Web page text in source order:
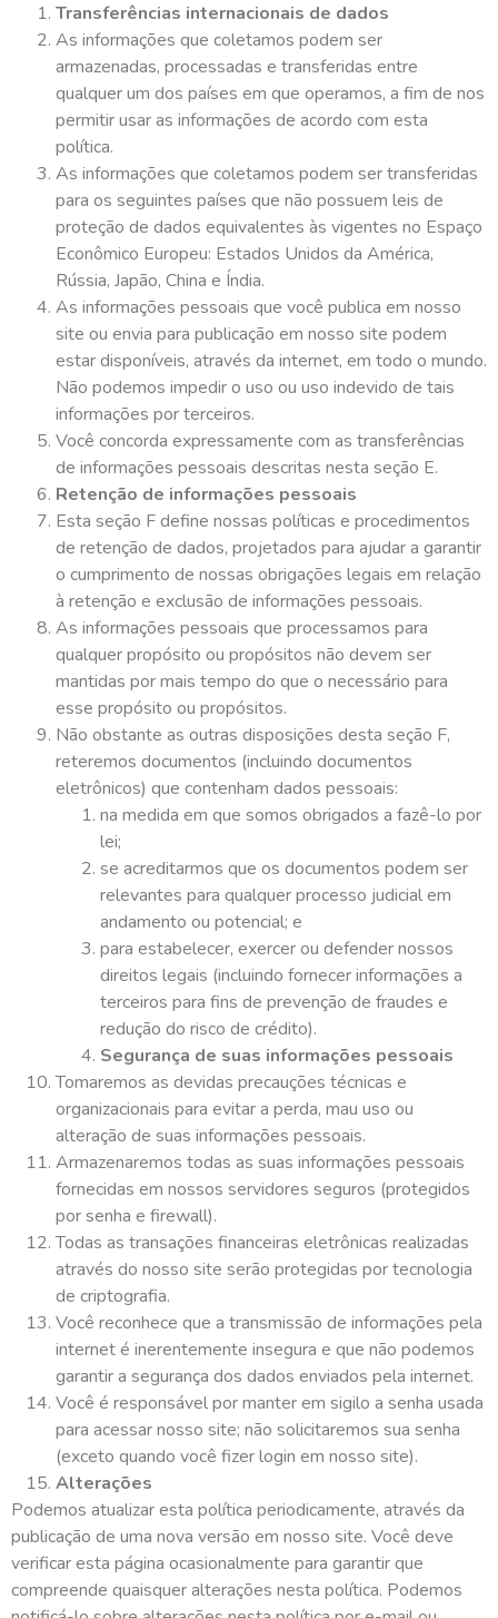
Transferências internacionais de dados
As informações que coletamos podem ser
armazenadas, processadas e transferidas entre
qualquer um dos países em que operamos, a fim de nos
permitir usar as informações de acordo com esta
política.
As informações que coletamos podem ser transferidas
para os seguintes países que não possuem leis de
proteção de dados equivalentes às vigentes no Espaço
Econômico Europeu: Estados Unidos da América,
Rússia, Japão, China e Índia.
As informações pessoais que você publica em nosso
site ou envia para publicação em nosso site podem
estar disponíveis, através da internet, em todo o mundo.
Não podemos impedir o uso ou uso indevido de tais
informações por terceiros.
Você concorda expressamente com as transferências
de informações pessoais descritas nesta seção E.
Retenção de informações pessoais
Esta seção F define nossas políticas e procedimentos
de retenção de dados, projetados para ajudar a garantir
o cumprimento de nossas obrigações legais em relação
à retenção e exclusão de informações pessoais.
As informações pessoais que processamos para
qualquer propósito ou propósitos não devem ser
mantidas por mais tempo do que o necessário para
esse propósito ou propósitos.
Não obstante as outras disposições desta seção F,
reteremos documentos (incluindo documentos
eletrônicos) que contenham dados pessoais:
na medida em que somos obrigados a fazê-lo por
lei;
se acreditarmos que os documentos podem ser
relevantes para qualquer processo judicial em
andamento ou potencial; e
para estabelecer, exercer ou defender nossos
direitos legais (incluindo fornecer informações a
terceiros para fins de prevenção de fraudes e
redução do risco de crédito).
Segurança de suas informações pessoais
Tomaremos as devidas precauções técnicas e
organizacionais para evitar a perda, mau uso ou
alteração de suas informações pessoais.
Armazenaremos todas as suas informações pessoais
fornecidas em nossos servidores seguros (protegidos
por senha e firewall).
Todas as transações financeiras eletrônicas realizadas
através do nosso site serão protegidas por tecnologia
de criptografia.
Você reconhece que a transmissão de informações pela
internet é inerentemente insegura e que não podemos
garantir a segurança dos dados enviados pela internet.
Você é responsável por manter em sigilo a senha usada
para acessar nosso site; não solicitaremos sua senha
(exceto quando você fizer login em nosso site).
Alterações
Podemos atualizar esta política periodicamente, através da
publicação de uma nova versão em nosso site. Você deve
verificar esta página ocasionalmente para garantir que
compreende quaisquer alterações nesta política. Podemos